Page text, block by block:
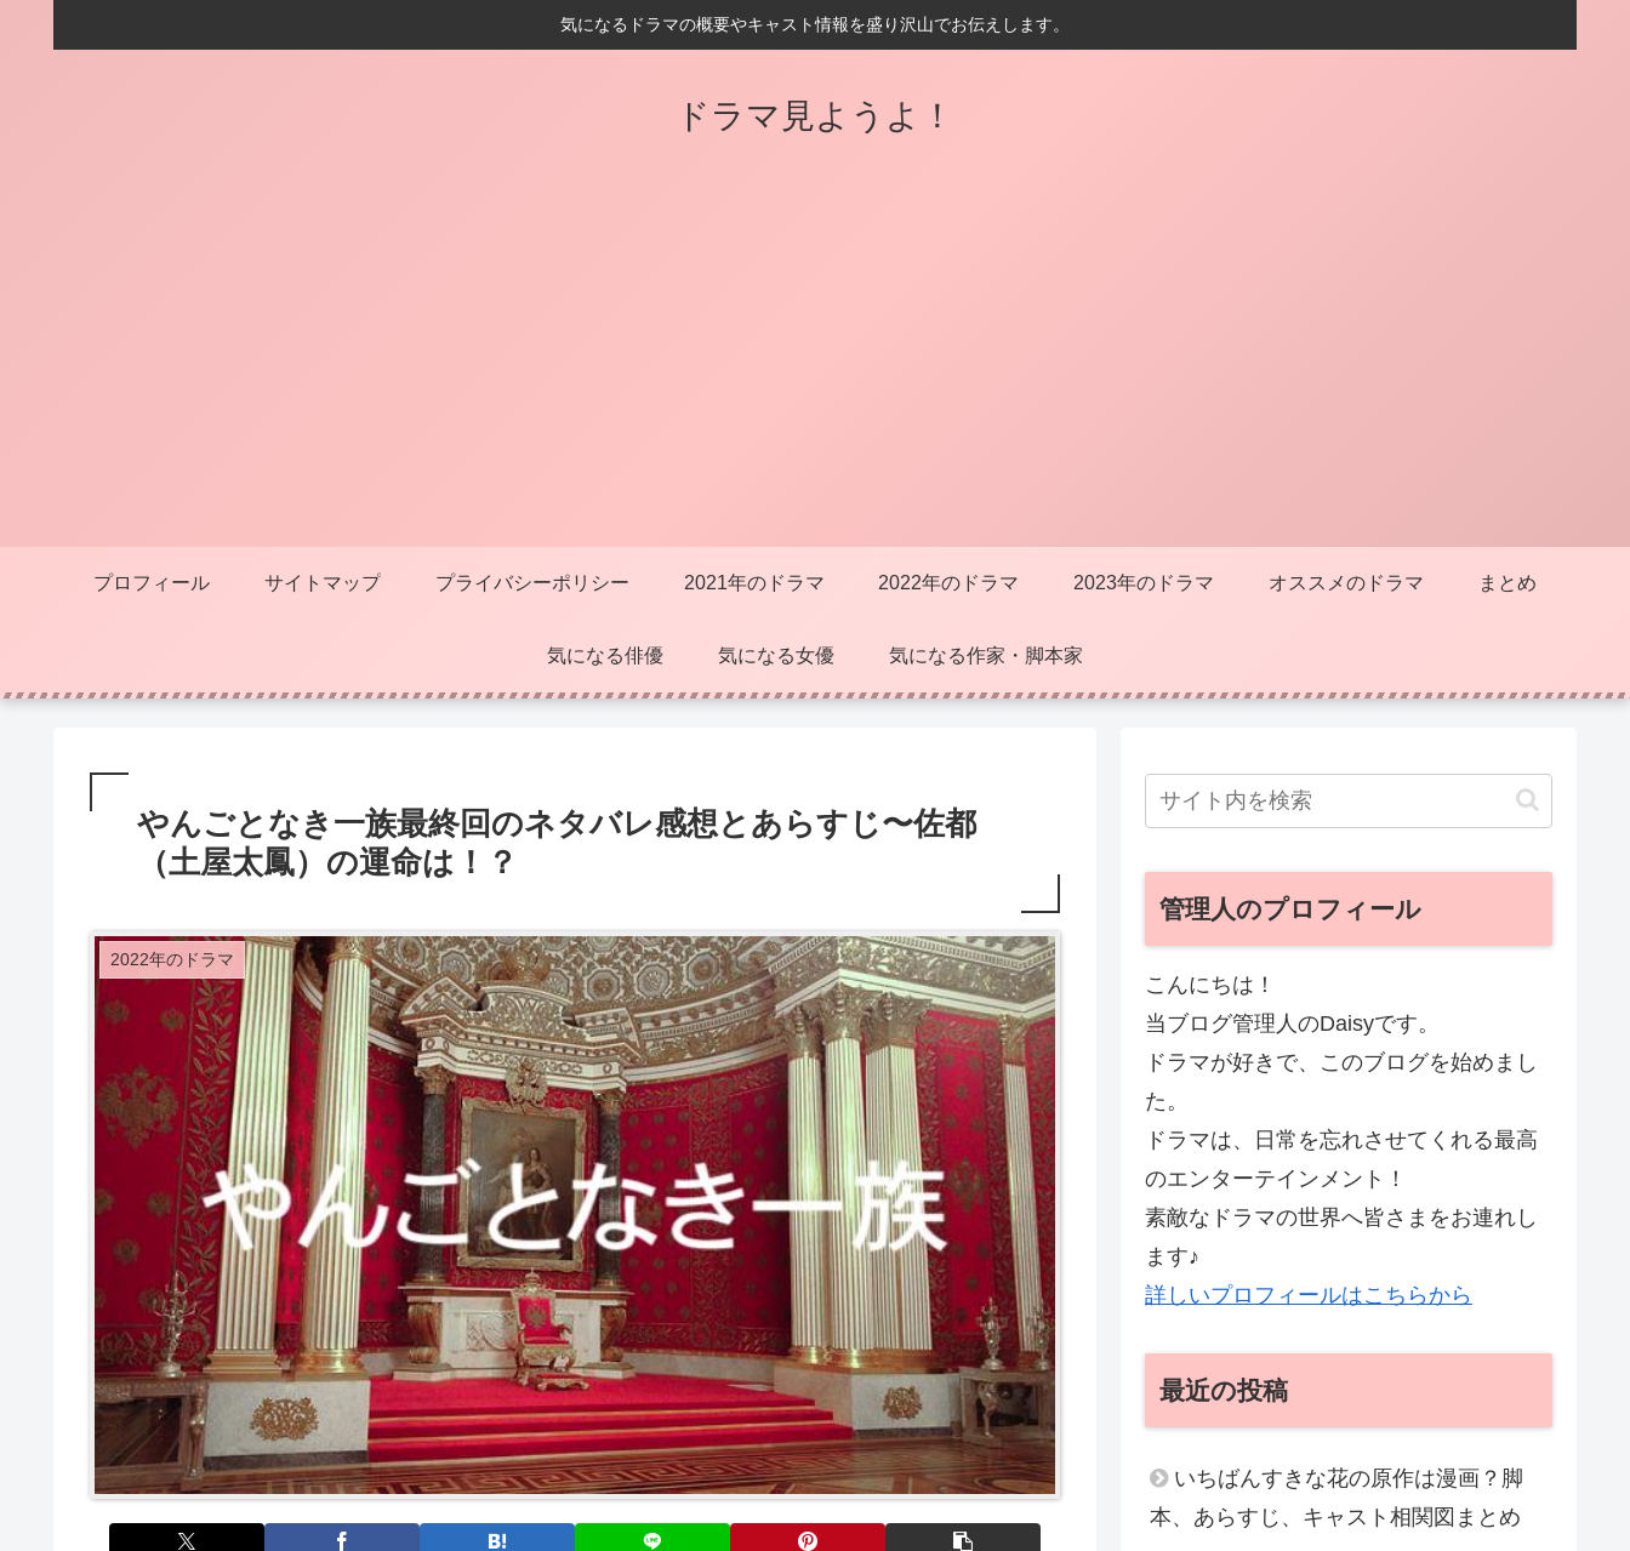
気になるドラマの概要やキャスト情報を盛り沢山でお伝えします。
ドラマ見ようよ！
プロフィール サイトマップ プライバシーポリシー 2021年のドラマ 2022年のドラマ 2023年のドラマ オススメのドラマ まとめ
気になる俳優 気になる女優 気になる作家・脚本家
やんごとなき一族最終回のネタバレ感想とあらすじ〜佐都
（土屋太鳳）の運命は！？
2022年のドラマ
管理人のプロフィール
こんにちは！
当ブログ管理人のDaisyです。
ドラマが好きで、このブログを始めまし
た。
ドラマは、日常を忘れさせてくれる最高
のエンターテインメント！
素敵なドラマの世界へ皆さまをお連れし
ます♪
詳しいプロフィールはこちらから
最近の投稿
いちばんすきな花の原作は漫画？脚
本、あらすじ、キャスト相関図まとめ